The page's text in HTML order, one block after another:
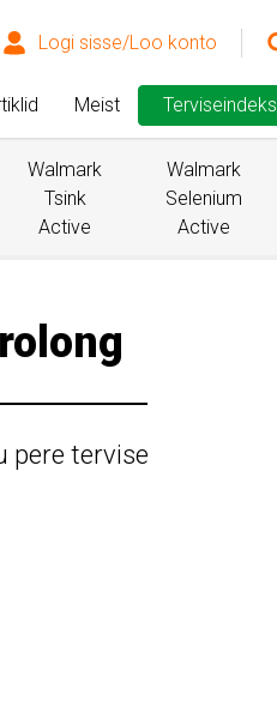
Logi sisse/Loo konto
Meist Terviseindeks
Walmark
Tsink
Active
Walmark
Selenium
Active
pere tervise